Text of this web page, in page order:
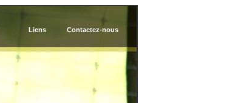
Liens Contactez-nous